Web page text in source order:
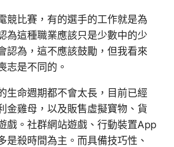
競比賽，有的選手的工作就是為
為這種職業應該只是少數中的少
認為，這不應該鼓勵，但我看來
志是不同的。
生命週期都不會太長，目前已經
金雞母，以及販售虛擬寶物、貨
戲。社群網站遊戲、行動裝置App
是殺時間為主。而具備技巧性、